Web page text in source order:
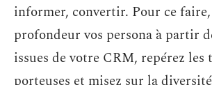
informer, convertir. Pour ce faire,
profondeur vos persona à partir
issues de votre CRM, repérez les
porteuses et misez sur la